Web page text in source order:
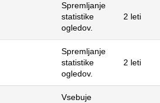
Spremljanje
statistike
ogledov.
2 leti
Spremljanje
statistike
ogledov.
2 leti
Vsebuje